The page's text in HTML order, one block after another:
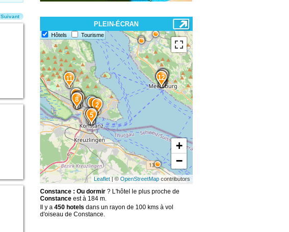
Suivant
PLEIN-ÉCRAN
Hôtels Tourisme
15
14
13
12
11
10
9
87
6
5
43
2
1
+
−
Leaflet | ©OpenStreetMap contributors
Constance : Ou dormir? L'hôtel le plus proche de
Constanceest à 184 m.
Il y a 450 hotels dans un rayon de 100 kms à vol
d'oiseau de Constance.